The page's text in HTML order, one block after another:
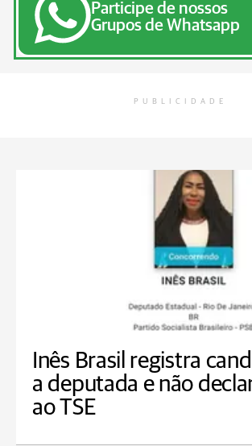
Participe de nossos
Grupos de Whatsapp
PUBLICIDADE
Inês Brasil registra
a deputada e não
ao TSE